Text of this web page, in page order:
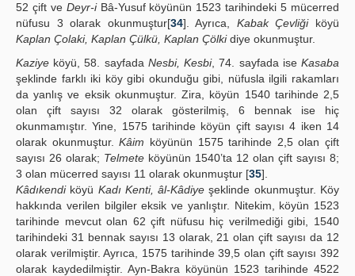
52 çift ve Deyr-iBâ-Yusuf köyünün 1523 tarihindeki 5 mücerred
nüfusu 3 olarak okunmuştur[34]. Ayrıca, Kabak Çevliğiköyü
Kaplan Çolaki, Kaplan Çülkü, Kaplan Çölkidiye okunmuştur.
Kaziye köyü, 58. sayfada Nesbi, Kesbi, 74. sayfada iseKasaba
şeklinde farklı iki köy gibi okunduğu gibi, nüfusla ilgili rakamları
da yanlış ve eksik okunmuştur. Zira, köyün 1540 tarihinde 2,5
olan çift sayısı 32 olarak gösterilmiş, 6 bennak ise hiç
okunmamıştır. Yine, 1575 tarihinde köyün çift sayısı 4 iken 14
olarak okunmuştur.Kâim köyünün 1575 tarihinde 2,5 olan çift
sayısı 26 olarak; Telmete köyünün 1540’ta 12 olan çift sayısı 8;
3 olan mücerred sayısı 11 olarak okunmuştur [35].
Kâdıkendiköyü Kadı Kenti, âl-Kâdiye şeklinde okunmuştur. Köy
hakkında verilen bilgiler eksik ve yanlıştır. Nitekim, köyün 1523
tarihinde mevcut olan 62 çift nüfusu hiç verilmediği gibi, 1540
tarihindeki 31 bennak sayısı 13 olarak, 21 olan çift sayısı da 12
olarak verilmiştir. Ayrıca, 1575 tarihinde 39,5 olan çift sayısı 392
olarak kaydedilmiştir. Ayn-Bakra köyünün 1523 tarihinde 4522